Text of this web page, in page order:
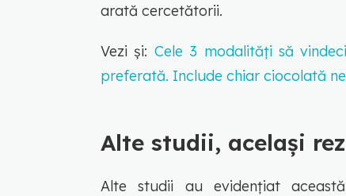
arată cercetătorii.
Vezi și: Cele 3 modalități să
preferată. Include chiar ciocolată
Alte studii, același
Alte studii au evidențiat